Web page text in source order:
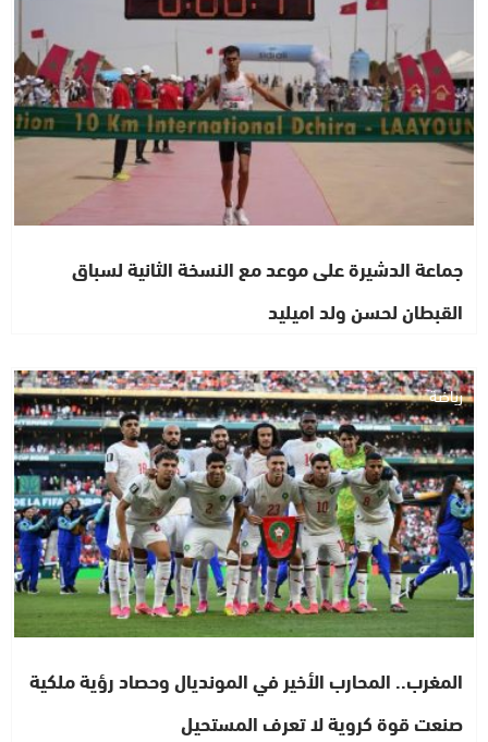
جماعة الدشيرة على موعد مع النسخة الثانية لسباق
القبطان لحسن ولد اميليد
رياضة
المغرب.. المحارب الأخير في المونديال وحصاد رؤية ملكية
صنعت قوة كروية لا تعرف المستحيل